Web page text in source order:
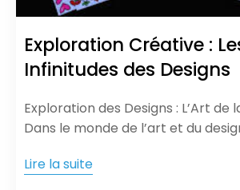
Exploration Créative :
Infinitudes des Designs
Exploration des Designs : L’Art de
Dans le monde de l’art et du
Lire la suite